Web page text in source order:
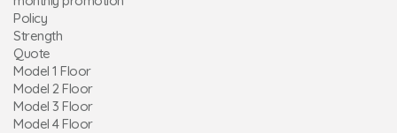
Policy
Strength
Quote
Model 1 Floor
Model 2 Floor
Model 3 Floor
Model 4 Floor